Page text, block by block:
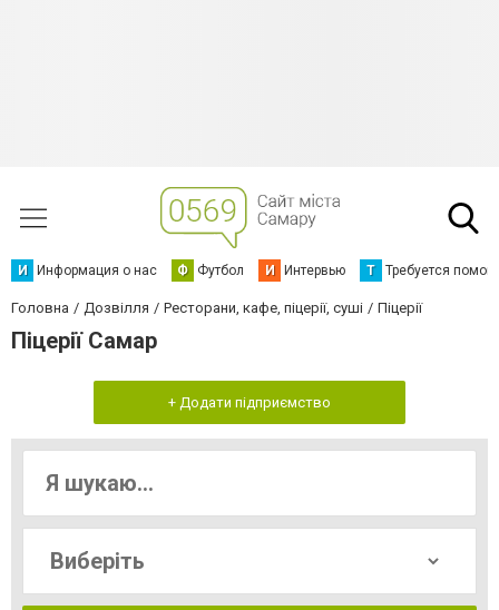
И Информация о нас Ф Футбол И Интервью Т Требуется
Головна Дозвілля Ресторани, кафе, піцерії, суші Піцерії
Піцерії Самар
+ Додати підприємство